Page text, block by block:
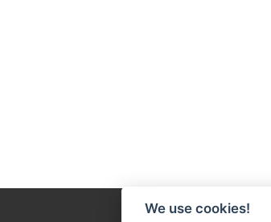
We use cookies!